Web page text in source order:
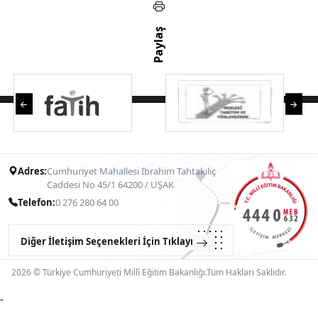
Paylaş
Adres:Cumhuriyet Mahallesi İbrahim Tahtakılıç
Caddesi No 45/1 64200 / UŞAK
Telefon:0 276 280 64 00
Diğer İletişim Seçenekleri İçin Tıklayın
2026 © Türkiye Cumhuriyeti Millî Eğitim Bakanlığı.Tüm Hakları Saklıdır.
-